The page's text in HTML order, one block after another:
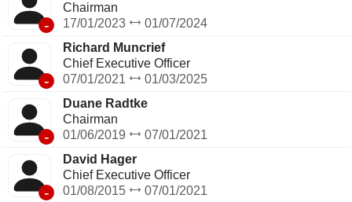
-
Chairman
17/01/2023
01/07/2024
-
Richard Muncrief
Chief Executive Officer
07/01/2021
01/03/2025
-
Duane Radtke
Chairman
01/06/2019
07/01/2021
-
David Hager
Chief Executive Officer
01/08/2015
07/01/2021